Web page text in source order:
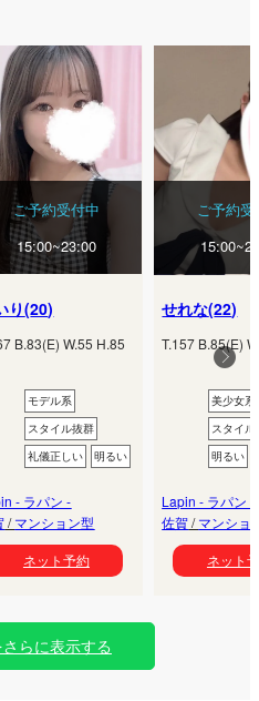
ご予約受付中
15:00~23:00
り(20)
B.83(E) W.55 H.85
モデル系
スタイル抜群
礼儀正しい
明るい
- ラパン -
/マンション型
ネット予約
ご予約受
せれな(22)
T.157 B.85(E)
美少女系
スタイル
明るい
Lapin - ラパン -
佐賀/マンショ
ネット
らに表示する